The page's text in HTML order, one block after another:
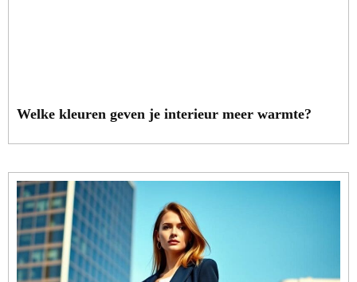
Welke kleuren geven je interieur meer warmte?